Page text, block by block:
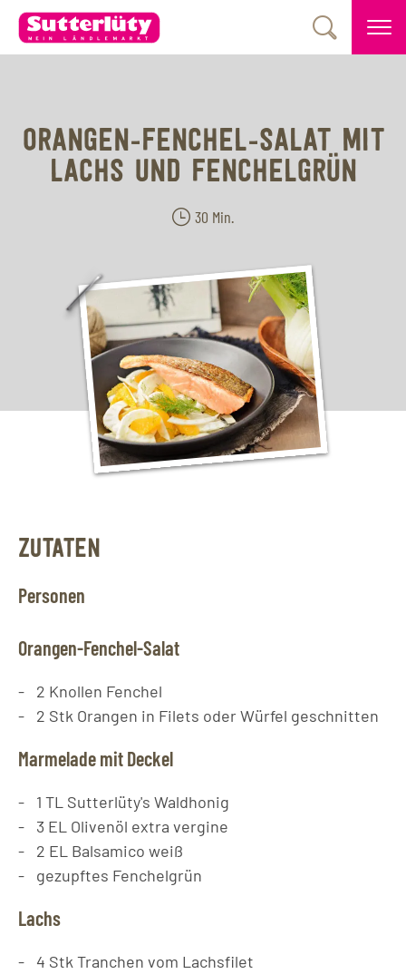
ORANGEN-FENCHEL-SALAT MIT
LACHS UND FENCHELGRÜN
30 Min.
ZUTATEN
Personen
Orangen-Fenchel-Salat
2 Knollen Fenchel
2 Stk Orangen in Filets oder Würfel geschnitten
Marmelade mit Deckel
1 TL Sutterlüty's Waldhonig
3 EL Olivenöl extra vergine
2 EL Balsamico weiß
gezupftes Fenchelgrün
Lachs
4 Stk Tranchen vom Lachsfilet